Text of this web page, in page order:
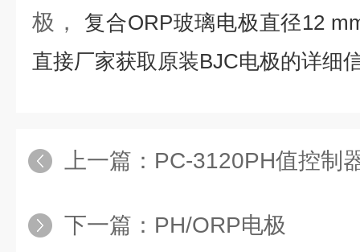
极，
复合ORP玻璃电极直径12
直接厂家获取原装BJC电极的详细
上一篇： PC-3120PH值控制
下一篇： PH/ORP电极